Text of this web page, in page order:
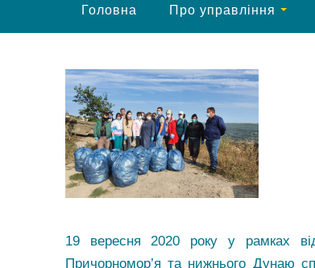
Головна Про управління
19 вересня 2020 року у рамках
Причорномор’я та нижнього Дунаю